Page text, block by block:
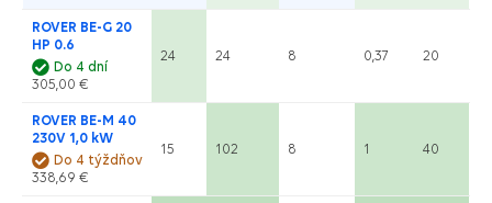
ROVER BE-G 20
HP 0.6
Do 4 dní
305,00 €
24 24 8 0,37 20
ROVER BE-M 40
230V 1,0 kW
Do 4 týždňov
338,69 €
15 102 8 1 40